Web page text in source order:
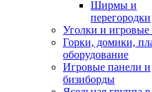
Ширмы и
перегородки
Уголки и игровые
Горки, домики,
оборудование
Игровые панели и
бизиборды